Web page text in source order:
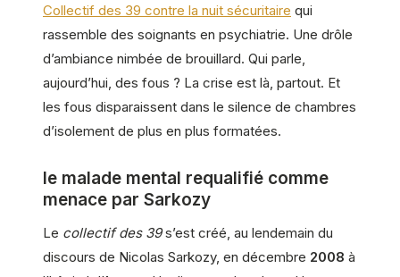
Collectif des 39 contre la nuit sécuritaire qui
rassemble des soignants en psychiatrie. Une drôle
d’ambiance nimbée de brouillard. Qui parle,
aujourd’hui, des fous ? La crise est là, partout. Et
les fous disparaissent dans le silence de chambres
d’isolement de plus en plus formatées.
le malade mental requalifié comme
menace par Sarkozy
Le collectif des 39s’est créé, au lendemain du
discours de Nicolas Sarkozy, en décembre 2008 à